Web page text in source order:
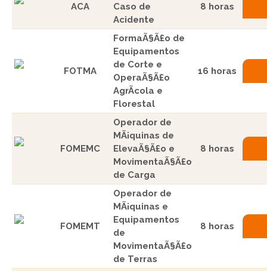
ACA
Caso de
Acidente
8 horas
FOTMA
FormaÃ§Ã£o de
Equipamentos
de Corte e
OperaÃ§Ã£o
AgrÃ­cola e
Florestal
16 horas
FOMEMC
Operador de
MÃ¡quinas de
ElevaÃ§Ã£o e
MovimentaÃ§Ã£o
de Carga
8 horas
FOMEMT
Operador de
MÃ¡quinas e
Equipamentos
de
MovimentaÃ§Ã£o
de Terras
8 horas